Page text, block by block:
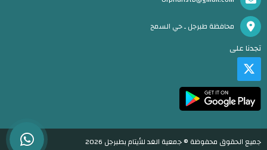
محافظة طبرجل ـ حي السمح
تجدنا على
جميع الحقوق محفوظة © جمعية الغد للأيتام بطبرجل 2026